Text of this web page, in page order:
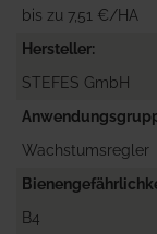
bis zu 7,51 €/HA
Hersteller
STEFES GmbH
Wachstumsregler
B4